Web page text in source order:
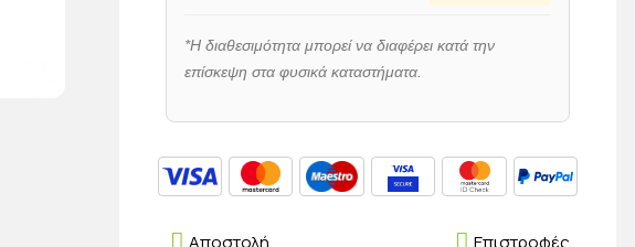
*Η διαθεσιμότητα μπορεί να διαφέρει κατά την
επίσκεψη στα φυσικά καταστήματα.
Επιστροφές
Αποστολή